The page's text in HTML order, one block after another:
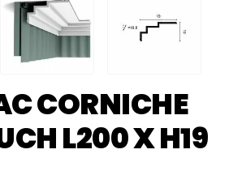
CORNICHE
L200 X H19